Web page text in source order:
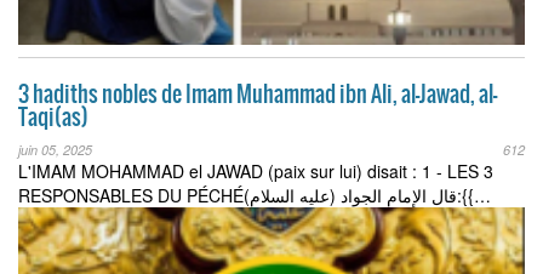
3 hadiths nobles de Imam Muhammad ibn Ali, al-Jawad, al-
Taqi(as)
juin 05, 2025 612
L'IMAM MOHAMMAD el JAWAD (paix sur lui) disait : 1 - LES 3
RESPONSABLES DU PÉCHÉقال الإمام الجواد (عليه السلام):{{…